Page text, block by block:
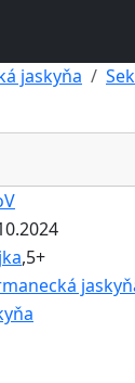
jaskyňa
,5+